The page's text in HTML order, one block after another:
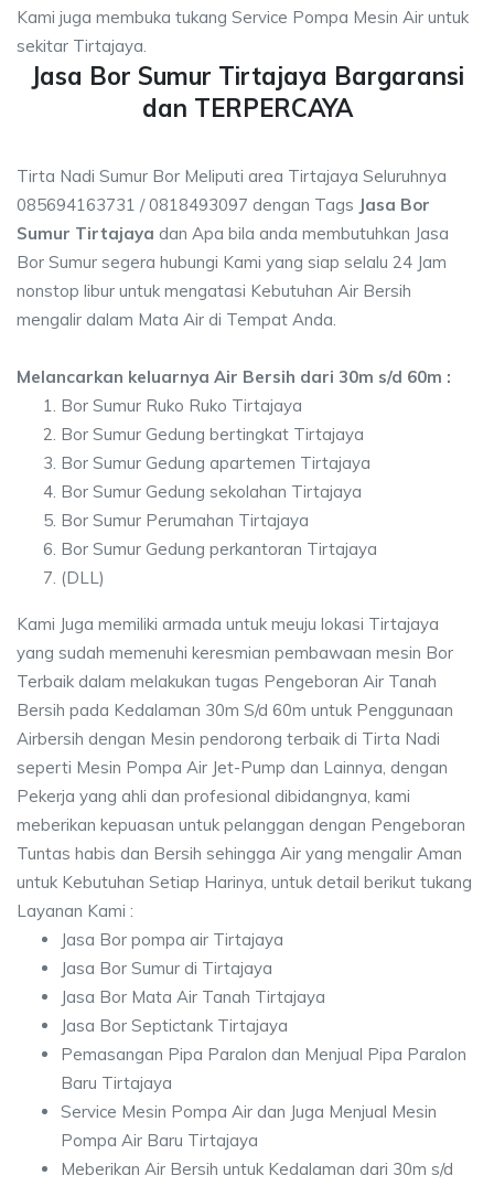
Kami juga membuka tukang Service Pompa Mesin Air untuk
sekitar Tirtajaya.
Jasa Bor Sumur Tirtajaya Bargaransi
dan TERPERCAYA
Tirta Nadi Sumur Bor Meliputi area Tirtajaya Seluruhnya
085694163731 / 0818493097 dengan Tags Jasa Bor
Sumur Tirtajaya dan Apa bila anda membutuhkan Jasa
Bor Sumur segera hubungi Kami yang siap selalu 24 Jam
nonstop libur untuk mengatasi Kebutuhan Air Bersih
mengalir dalam Mata Air di Tempat Anda.
Melancarkan keluarnya Air Bersih dari 30m s/d 60m :
Bor Sumur Ruko Ruko Tirtajaya
Bor Sumur Gedung bertingkat Tirtajaya
Bor Sumur Gedung apartemen Tirtajaya
Bor Sumur Gedung sekolahan Tirtajaya
Bor Sumur Perumahan Tirtajaya
Bor Sumur Gedung perkantoran Tirtajaya
(DLL)
Kami Juga memiliki armada untuk meuju lokasi Tirtajaya
yang sudah memenuhi keresmian pembawaan mesin Bor
Terbaik dalam melakukan tugas Pengeboran Air Tanah
Bersih pada Kedalaman 30m S/d 60m untuk Penggunaan
Airbersih dengan Mesin pendorong terbaik di Tirta Nadi
seperti Mesin Pompa Air Jet-Pump dan Lainnya, dengan
Pekerja yang ahli dan profesional dibidangnya, kami
meberikan kepuasan untuk pelanggan dengan Pengeboran
Tuntas habis dan Bersih sehingga Air yang mengalir Aman
untuk Kebutuhan Setiap Harinya, untuk detail berikut tukang
Layanan Kami :
Jasa Bor pompa air Tirtajaya
Jasa Bor Sumur di Tirtajaya
Jasa Bor Mata Air Tanah Tirtajaya
Jasa Bor Septictank Tirtajaya
Pemasangan Pipa Paralon dan Menjual Pipa Paralon
Baru Tirtajaya
Service Mesin Pompa Air dan Juga Menjual Mesin
Pompa Air Baru Tirtajaya
Meberikan Air Bersih untuk Kedalaman dari 30m s/d